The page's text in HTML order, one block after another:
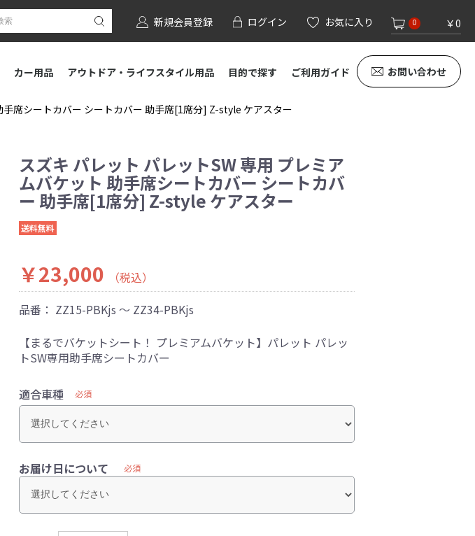
新規会員登録 ログイン お気に入り 0 ￥0
カー用品 アウトドア・ライフスタイル用品 目的で探す ご利用ガイド お問い合わせ
席シートカバー シートカバー 助手席[1席分] Z-style ケアスター
スズキ パレット パレットSW 専用 プレミア
ムバケット 助手席シートカバー シートカバ
ー 助手席[1席分] Z-style ケアスター
送料無料
￥23,000
（税込）
品番： ZZ15-PBKjs ～ ZZ34-PBKjs
【まるでバケットシート！ プレミアムバケット】パレット パレッ
トSW専用助手席シートカバー
適合車種 必須
お届け日について 必須